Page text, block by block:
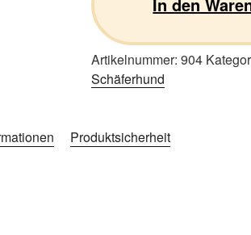
Artikelnummer: 904
Schäferhund
Produktsicherheit